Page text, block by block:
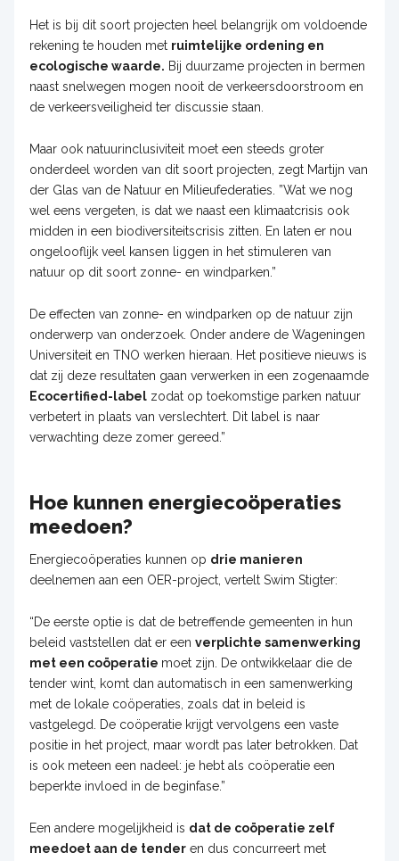
Het is bij dit soort projecten heel belangrijk om voldoende
rekening te houden met ruimtelijke ordening en
ecologische waarde. Bij duurzame projecten in bermen
naast snelwegen mogen nooit de verkeersdoorstroom en
de verkeersveiligheid ter discussie staan.
Maar ook natuurinclusiviteit moet een steeds groter
onderdeel worden van dit soort projecten, zegt Martijn van
der Glas van de Natuur en Milieufederaties. ”Wat we nog
wel eens vergeten, is dat we naast een klimaatcrisis ook
midden in een biodiversiteitscrisis zitten. En laten er nou
ongelooflijk veel kansen liggen in het stimuleren van
natuur op dit soort zonne- en windparken.”
De effecten van zonne- en windparken op de natuur zijn
onderwerp van onderzoek. Onder andere de Wageningen
Universiteit en TNO werken hieraan. Het positieve nieuws is
dat zij deze resultaten gaan verwerken in een zogenaamde
Ecocertified-labelzodat op toekomstige parken natuur
verbetert in plaats van verslechtert. Dit label is naar
verwachting deze zomer gereed.”
Hoe kunnen energiecoöperaties
meedoen?
Energiecoöperaties kunnen op drie manieren
deelnemen aan een OER-project, vertelt Swim Stigter:
“De eerste optie is dat de betreffende gemeenten in hun
beleid vaststellen dat er een verplichte samenwerking
met een coöperatie moet zijn. De ontwikkelaar die de
tender wint, komt dan automatisch in een samenwerking
met de lokale coöperaties, zoals dat in beleid is
vastgelegd. De coöperatie krijgt vervolgens een vaste
positie in het project, maar wordt pas later betrokken. Dat
is ook meteen een nadeel: je hebt als coöperatie een
beperkte invloed in de beginfase.”
Een andere mogelijkheid is dat de coöperatie zelf
meedoet aan de tenderen dus concurreert met